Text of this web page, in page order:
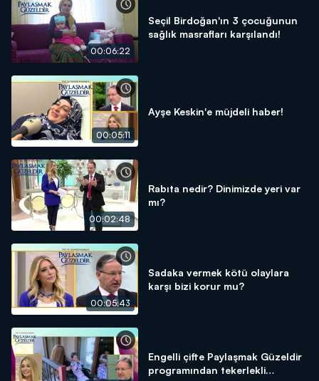
00:06:22
Seçil Birdoğan'ın 3 çocuğunun
sağlık masrafları karşılandı!
00:05:11
Ayşe Keskin'e müjdeli haber!
00:02:48
Rabıta nedir? Dinimizde yeri var
mı?
00:05:43
Sadaka vermek kötü olaylara
karşı bizi korur mu?
Engelli çifte Paylaşmak Güzeldir
programından tekerlekli